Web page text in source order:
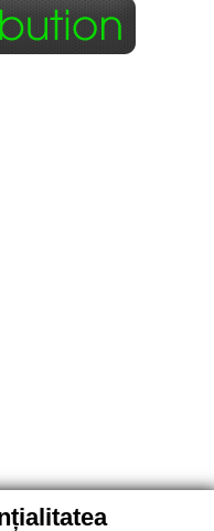
online cu Produse